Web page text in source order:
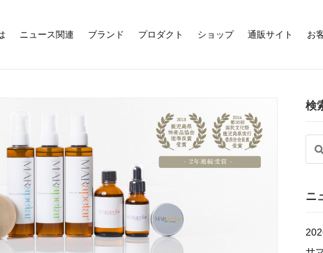
ニュース関連 ブランド プロダクト ショップ 通販サイト お
検
ニ